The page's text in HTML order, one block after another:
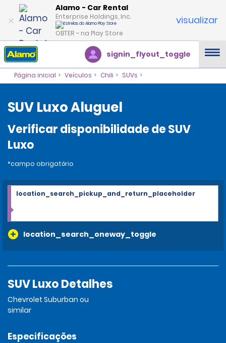
Alamo - Car Rental
Enterprise Holdings, Inc.
OBTER – na Play Store
visualizar
signin_flyout_toggle
Página inicial Veículos Chili SUVs
SUV Luxo Aluguel
Verificar disponibilidade de SUV
Luxo
*campo obrigatório
location_search_oneway_toggle
location_search_pickup_and_return_placeholder
SUV Luxo Detalhes
Chevrolet Suburban ou
similar
Especificações